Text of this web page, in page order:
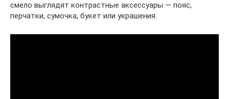
смело выглядят контрастные аксессуары — пояс,
перчатки, сумочка, букет или украшения.